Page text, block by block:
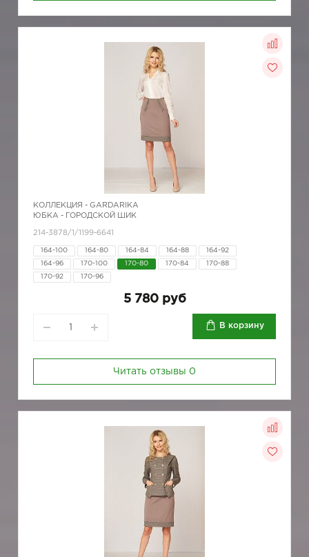
КОЛЛЕКЦИЯ - GARDARIKA
ЮБКА - ГОРОДСКОЙ ШИК
214-3878/1/1199-6641
164-100 164-80 164-84 164-88 164-92
164-96 170-100 170-80 170-84 170-88
170-92 170-96
5 780 руб
В корзину
Читать отзывы 0